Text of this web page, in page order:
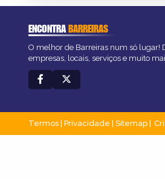
ENCONTRABARREIRAS
O melhor de Barreiras num só lugar!
empresas, locais, serviços e muito
Termos Privacidade Sitemap